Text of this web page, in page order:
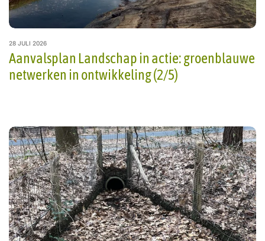
28 JULI 2026
Aanvalsplan Landschap in actie: groenblauwe
netwerken in ontwikkeling (2/5)